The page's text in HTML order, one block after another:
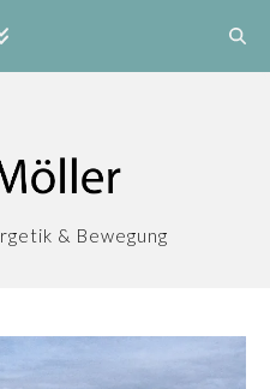
& Bewegung